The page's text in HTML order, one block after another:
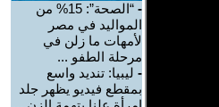
-
“الصحة”: 15% من
المواليد في مصر
لأمهات ما زلن في
مرحلة الطفو ...
- ليبيا: تنديد واسع
بمقطع فيديو يظهر جلد